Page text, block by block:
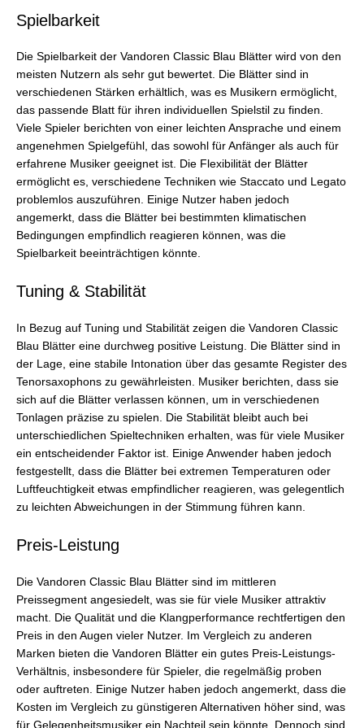
Spielbarkeit
Die Spielbarkeit der Vandoren Classic Blau Blätter wird von den
meisten Nutzern als sehr gut bewertet. Die Blätter sind in
verschiedenen Stärken erhältlich, was es Musikern ermöglicht,
das passende Blatt für ihren individuellen Spielstil zu finden.
Viele Spieler berichten von einer leichten Ansprache und einem
angenehmen Spielgefühl, das sowohl für Anfänger als auch für
erfahrene Musiker geeignet ist. Die Flexibilität der Blätter
ermöglicht es, verschiedene Techniken wie Staccato und Legato
problemlos auszuführen. Einige Nutzer haben jedoch
angemerkt, dass die Blätter bei bestimmten klimatischen
Bedingungen empfindlich reagieren können, was die
Spielbarkeit beeinträchtigen könnte.
Tuning & Stabilität
In Bezug auf Tuning und Stabilität zeigen die Vandoren Classic
Blau Blätter eine durchweg positive Leistung. Die Blätter sind in
der Lage, eine stabile Intonation über das gesamte Register des
Tenorsaxophons zu gewährleisten. Musiker berichten, dass sie
sich auf die Blätter verlassen können, um in verschiedenen
Tonlagen präzise zu spielen. Die Stabilität bleibt auch bei
unterschiedlichen Spieltechniken erhalten, was für viele Musiker
ein entscheidender Faktor ist. Einige Anwender haben jedoch
festgestellt, dass die Blätter bei extremen Temperaturen oder
Luftfeuchtigkeit etwas empfindlicher reagieren, was gelegentlich
zu leichten Abweichungen in der Stimmung führen kann.
Preis-Leistung
Die Vandoren Classic Blau Blätter sind im mittleren
Preissegment angesiedelt, was sie für viele Musiker attraktiv
macht. Die Qualität und die Klangperformance rechtfertigen den
Preis in den Augen vieler Nutzer. Im Vergleich zu anderen
Marken bieten die Vandoren Blätter ein gutes Preis-Leistungs-
Verhältnis, insbesondere für Spieler, die regelmäßig proben
oder auftreten. Einige Nutzer haben jedoch angemerkt, dass die
Kosten im Vergleich zu günstigeren Alternativen höher sind, was
für Gelegenheitsmusiker ein Nachteil sein könnte. Dennoch sind